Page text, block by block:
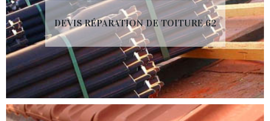
DEVIS RÉPARATION DE TOITURE 62